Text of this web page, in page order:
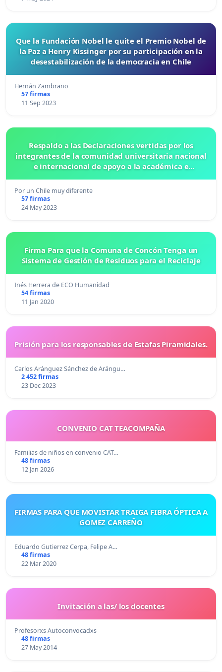
Que la Fundación Nobel le quite el Premio Nobel de
la Paz a Henry Kissinger por su participación en la
desestabilización de la democracia en Chile
Hernán Zambrano
57 firmas
11 Sep 2023
Respaldo a las Declaraciones vertidas por los
integrantes de la comunidad universitaria nacional
e internacional de apoyo a la académica e
Por un Chile muy diferente
57 firmas
24 May 2023
Firma Para que la Comuna de Concón Tenga un
Sistema de Gestión de Residuos para el Reciclaje
Inés Herrera de ECO Humanidad
54 firmas
11 Jan 2020
Prisión para los responsables de Estafas Piramidales.
Carlos Aránguez Sánchez de Arángu…
2 452 firmas
23 Dec 2023
CONVENIO CAT TEACOMPAÑA
Familias de niños en convenio CAT…
48 firmas
12 Jan 2026
FIRMAS PARA QUE MOVISTAR TRAIGA FIBRA ÓPTICA A
GOMEZ CARREÑO
Eduardo Gutierrez Cerpa, Felipe A…
48 firmas
22 Mar 2020
Invitación a las/ los docentes
Profesorxs Autoconvocadxs
48 firmas
27 May 2014